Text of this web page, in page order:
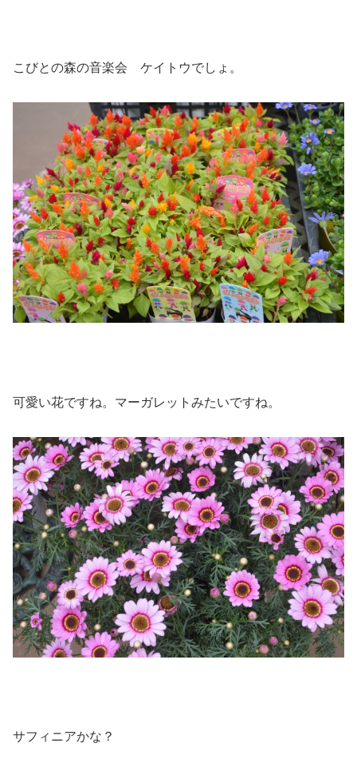
こびとの森の音楽会 ケイトウでしょ。
可愛い花ですね。マーガレットみたいですね。
サフィニアかな？